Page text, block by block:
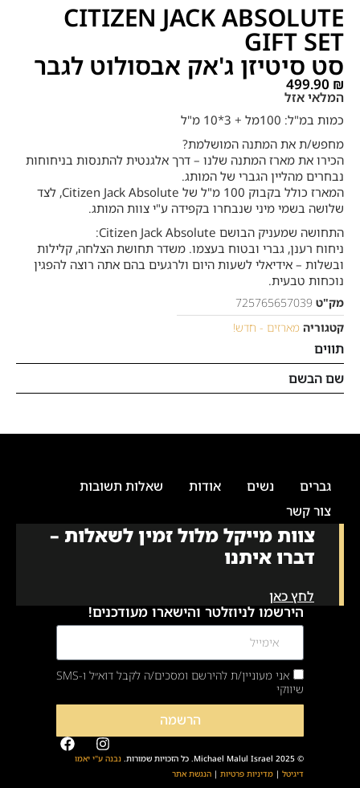
CITIZEN JACK ABSOLUTE
GIFT SET
סט סיטיזן ג'אק אבסולוט לגבר
499.90 ₪
המלאי אזל
כמות במ"ל: 100מל + 3*10 מ"ל
מחפש/ת את המתנה המושלמת?
הכירו את מארז המתנה שלנו – דרך אלגנטית להתנסות בניחוחות
נבחרים מהליין הגברי של המותג.
המארז כולל בקבוק 100 מ"ל של Citizen Jack Absolute, לצד
שלושה בשמי מיני שנבחרו בקפידה ע"י צוות המותג.
התחושה שמעניק הבושם Citizen Jack Absolute:
ניחוח רענן, גברי ובטוח בעצמו. משדר תחושת הצלחה, קלילות
ובשלות – אידיאלי לשעות היום ולרגעים בהם אתה רוצה להפגין
נוכחות טבעית.
מק"ט 725765657039
קטגוריה מארזים - חדש!
תווים
שם הבשם
גברים נשים אודות
שאלות תשובות
צור קשר
צוות מייקל מלול זמין לשאלות –
דברו איתנו
לחץ כאן
הירשמו לניוזלטר והישארו מעודכנים!
אני מעוניין/ת להירשם ומסכים/ה לקבל דוא״ל ו-SMS
שיווקי
הרשמה
© 2025 Michael Malul Israel. כל הזכויות שמורות.
נבנה ע"י יאמו
דיגיטל | מדיניות פרטיות | הנגשת אתר